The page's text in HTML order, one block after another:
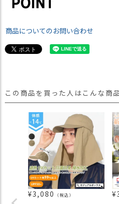
商品についてのお問い合わせ
この商品を買った人はこんな商
¥3,080 （税込） ¥